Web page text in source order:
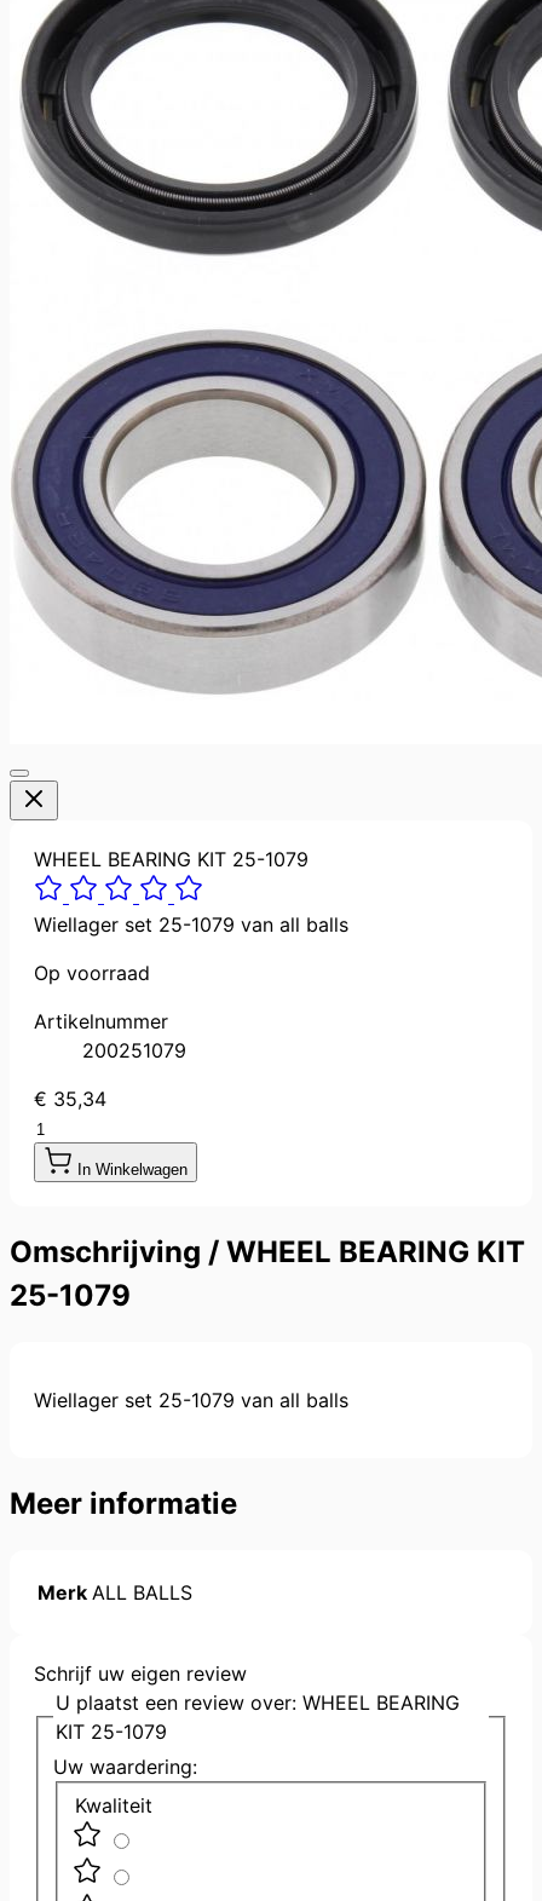
WHEEL BEARING KIT 25-1079
Wiellager set 25-1079 van all balls
Op voorraad
Artikelnummer
200251079
€ 35,34
Aantal
In Winkelwagen
Omschrijving / WHEEL BEARING KIT
25-1079
Wiellager set 25-1079 van all balls
Meer informatie
Merk ALL BALLS
Schrijf uw eigen review
U plaatst een review over: WHEEL BEARING
KIT 25-1079
Uw waardering:
Kwaliteit